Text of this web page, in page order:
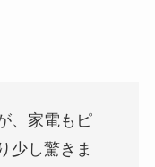
、家電もピ
少し驚きま